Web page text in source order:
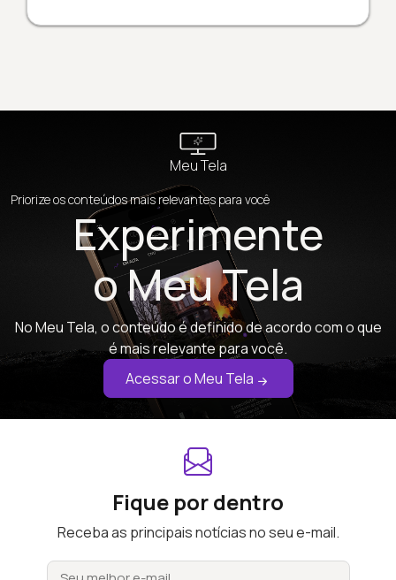
Meu Tela
Priorize os conteúdos mais relevantes para você
Experimente
o Meu Tela
No Meu Tela, o conteúdo é definido de acordo com o que
é mais relevante para você.
Acessar o Meu Tela
Fique por dentro
Receba as principais notícias no seu e-mail.